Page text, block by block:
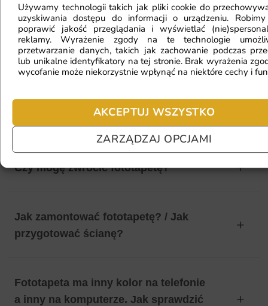
Używamy technologii takich jak pliki cookie do
uzyskiwania dostępu do informacji o urządzeniu.
poprawić jakość przeglądania i wyświetlać
reklamy. Wyrażenie zgody na te technologie
przetwarzanie danych, takich jak zachowanie podczas
lub unikalne identyfikatory na tej stronie. Brak wyrażenia
wycofanie może niekorzystnie wpłynąć na niektóre cechy i
AKCEPTUJ WSZYSTKO
ZARZĄDZAJ OPCJAMI
Mam ścianę o nietypowym kształcie,
czy da się na niej położyć
fototapetę?
Ile będę czekać na realizację
Czy mogę zwrócić fototapetę?
Jak zamontować fototapetę? / Jak
przygotować ścianę?
Fototapeta ma inny kolor na telefonie
a inny na komputerze. Jak sprawdzić